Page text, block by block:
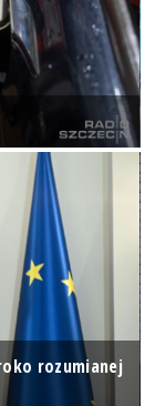
rozumianej